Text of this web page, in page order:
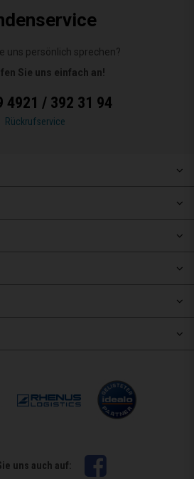
uns persönlich sprechen?
Sie uns einfach an!
4921 / 392 31 94
Rückrufservice
uns auch auf: